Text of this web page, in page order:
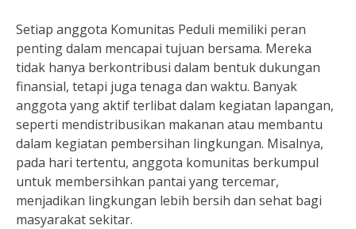
Setiap anggota Komunitas Peduli memiliki peran
penting dalam mencapai tujuan bersama. Mereka
tidak hanya berkontribusi dalam bentuk dukungan
finansial, tetapi juga tenaga dan waktu. Banyak
anggota yang aktif terlibat dalam kegiatan lapangan,
seperti mendistribusikan makanan atau membantu
dalam kegiatan pembersihan lingkungan. Misalnya,
pada hari tertentu, anggota komunitas berkumpul
untuk membersihkan pantai yang tercemar,
menjadikan lingkungan lebih bersih dan sehat bagi
masyarakat sekitar.